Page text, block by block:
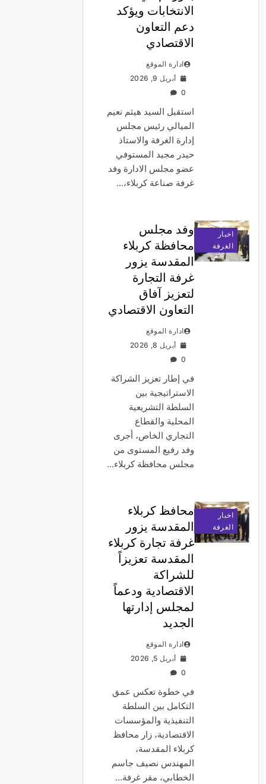
الانتخابات ويؤكد
دعم التعاون
الاقتصادي
ادارة الموقع
أبريل 9, 2026
0
استقبل السيد هيثم نعيم
الميالي رئيس مجلس
إدارة الغرفة والاستاذ
حيدر مجيد المستوفي
عضو مجلس الادارة وفد
غرفة صناعة كربلاء،…
اخبار
الغرفة
وفد مجلس
محافظة كربلاء
المقدسة يزور
غرفة التجارة
لتعزيز آفاق
التعاون الاقتصادي
ادارة الموقع
أبريل 8, 2026
0
في إطار تعزيز الشراكة
الاستراتيجية بين
السلطة التشريعية
المحلية والقطاع
التجاري الخاص، أجرى
وفد رفيع المستوى من
مجلس محافظة كربلاء…
اخبار
الغرفة
محافظ كربلاء
المقدسة يزور
غرفة تجارة كربلاء
المقدسة تعزيزاً
للشراكة
الاقتصادية ودعماً
لمجلس إدارتها
الجديد
ادارة الموقع
أبريل 5, 2026
0
في خطوة تعكس عمق
التكامل بين السلطة
التنفيذية والمؤسسات
الاقتصادية، زار محافظ
كربلاء المقدسة،
المهندس نصيف جاسم
الخطابي، مقر غرفة…